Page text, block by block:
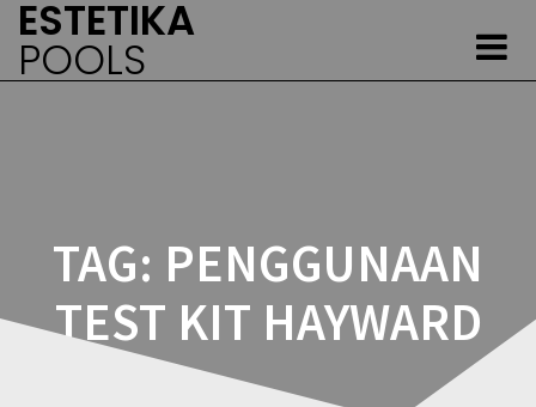
ESTETIKA
POOLS
TAG: PENGGUNAAN
TEST KIT HAYWARD